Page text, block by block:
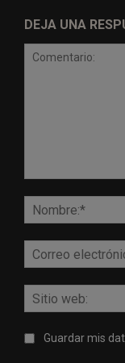
DEJA UNA
Guardar mis